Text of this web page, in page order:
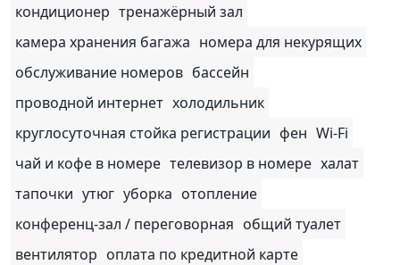
кондиционер тренажёрный зал
камера хранения багажа номера для некурящих
обслуживание номеров бассейн
проводной интернет холодильник
круглосуточная стойка регистрации фен Wi-Fi
чай и кофе в номере телевизор в номере халат
тапочки утюг уборка отопление
конференц-зал / переговорная общий туалет
вентилятор оплата по кредитной карте